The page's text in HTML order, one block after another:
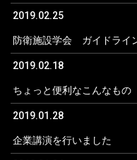
2019.02.25
防衛施設学会 ガイドライ
2019.02.18
ちょっと便利なこんなもの
2019.01.28
企業講演を行いました